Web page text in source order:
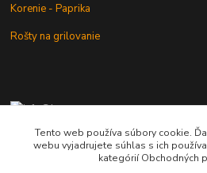
Korenie - Paprika
Rošty na grilovanie
+421 902 212 007
od 8:00 - do 16:00 hod
Tento web používa súbory cookie.
webu vyjadrujete súhlas s ich
kategórií Obchodných